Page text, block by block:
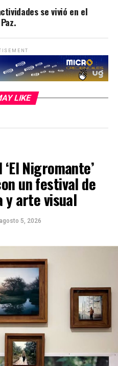
se vivió en el
LIKE
Nigromante’
un festival de
arte visual
agosto 5, 2026